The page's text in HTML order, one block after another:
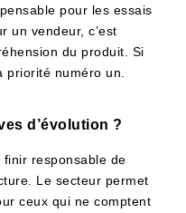
pour les essais
un vendeur, c’est
du produit. Si
priorité numéro un.
d’évolution ?
responsable de
Le secteur permet
ceux qui ne comptent